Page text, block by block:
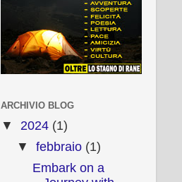
ARCHIVIO BLOG
▼ 2024 (1)
▼ febbraio (1)
Embark on a